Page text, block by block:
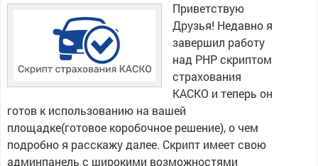
Приветствую
Друзья! Недавно я
завершил работу
над PHP скриптом
страхования
КАСКО и теперь он
готов к использованию на вашей
площадке(готовое коробочное решение), о чем
подробно я расскажу далее. Скрипт имеет свою
админпанель с широкими возможностями